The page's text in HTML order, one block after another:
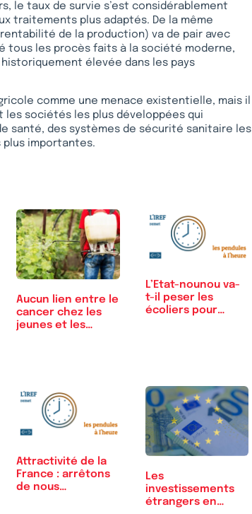
le taux de survie s’est considérablement
traitements plus adaptés. De la même
de la production) va de pair avec
tous les procès faits à la société moderne,
élevée dans les pays
comme une menace existentielle, mais il
sociétés les plus développées qui
santé, des systèmes de sécurité sanitaire les
plus importantes.
Aucun lien entre le
cancer chez les
jeunes et les…
L’Etat-nounou va-
t-il peser les
écoliers pour
Attractivité de la
France : arrêtons
de nous…
Les
investissements
étrangers en